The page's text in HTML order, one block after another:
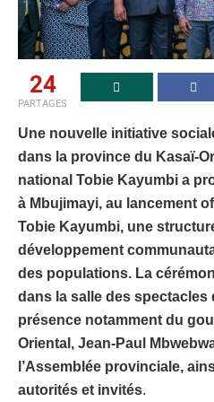
24
PARTAGES
Une nouvelle initiative
dans la province du Kasaï-
national Tobie Kayumbi a
à Mbujimayi, au lancement
Tobie Kayumbi, une
développement
des populations. La
dans la salle des spectacles
présence notamment du
Oriental, Jean-Paul
l’Assemblée provinciale,
autorités et invités.